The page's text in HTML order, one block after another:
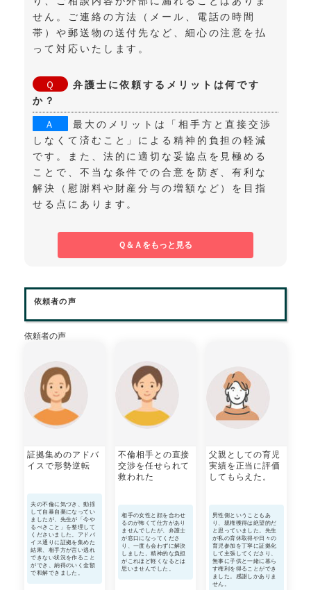
せん。ご連絡の方法（メール、電話の時間
帯）や郵送物の送付先など、細心の注意を払
って対応いたします。
弁護士に依頼するメリットは何です
か？
最大のメリットは「相手方と直接交渉
しなくて済むこと」による精神的負担の軽減
です。また、法的に適切な妥協点を見極める
ことで、不当な条件での合意を防ぎ、有利な
解決（慰謝料や財産分与の増額など）を目指
せる点にあります。
Ｑ＆Ａをもっと見る
依頼者の声
依頼者の声
証拠集めのアドバ
イスで形勢逆転
夫の不倫に気づき、動揺
して自暴自棄になってい
ましたが、先生が「今や
るべきこと」を整理して
くださいました。アドバ
イス通りに証拠を集めた
結果、相手方が言い逃れ
できない状況を作ること
ができ、納得のいく金額
で和解できました。
不倫相手との直接
交渉を任せられて
救われた
相手の女性と顔を合わせ
るのが怖くて仕方があり
ませんでしたが、弁護士
が窓口になってくださ
り、一度も会わずに解決
しました。精神的な負担
がこれほど軽くなるとは
思いませんでした。
父親としての育児
実績を正当に評価
してもらえた。
男性側ということもあ
り、親権獲得は絶望的だ
と思っていました。先生
が私の育休取得や日々の
育児参加を丁寧に証拠化
して主張してくださり、
無事に子供と一緒に暮ら
す権利を得ることができ
ました。感謝しかありま
せん。